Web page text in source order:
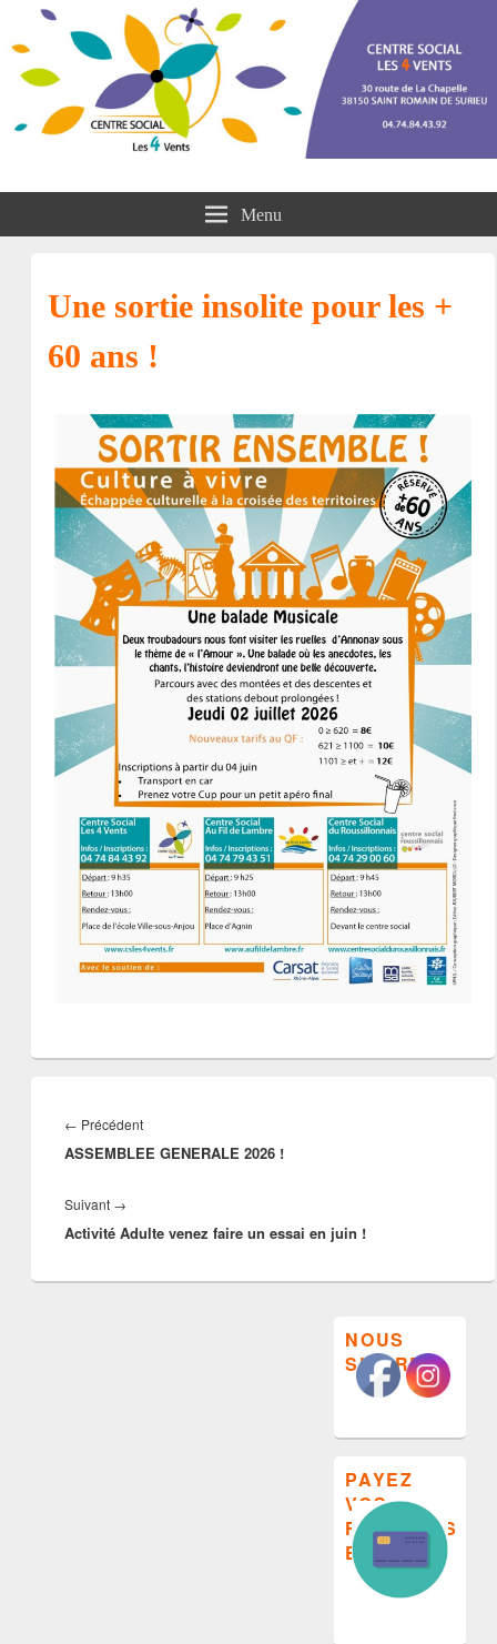
Centre social les 4 vents
Menu
Une sortie insolite pour les +
60 ans !
de
l’article
← PrécédentArticle
précédent :
ASSEMBLEE GENERALE 2026 !
Suivant →Article
suivant :
Activité Adulte venez faire un essai en juin !
principale
de
widget
barre
NOUS
SUIVRE
PAYEZ
VOS
FACTURES
EN LIGNE